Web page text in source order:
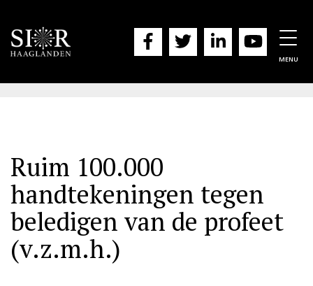
MENU
Ruim 100.000
handtekeningen tegen
beledigen van de profeet
(v.z.m.h.)